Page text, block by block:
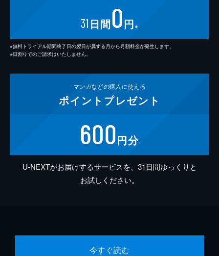
31 日間0円 ※
※無料トライアル期間終了日の翌日が属する月から月額料金が発生します。
※日割りでのご請求はいたしません。
マンガなどの購入に使える
ポイント プレゼント
600円分
U-NEXTがお届けするサービスを、31日間ゆっくりと
お試しください。
今すぐ読む